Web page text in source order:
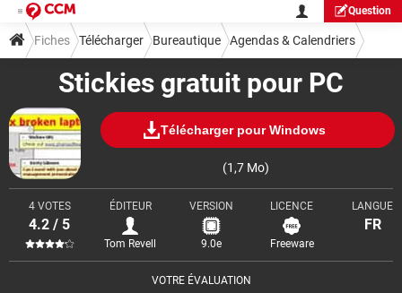
Question
Stickies gratuit pour PC
Télécharger pour Windows
(1,7 Mo)
VOTRE ÉVALUATION
4 VOTES
4.2 / 5
ÉDITEUR
Tom Revell
VERSION
9.0e
LICENCE
Freeware
LANGUE
FR
Fiches Télécharger Bureautique Agendas & Calendriers